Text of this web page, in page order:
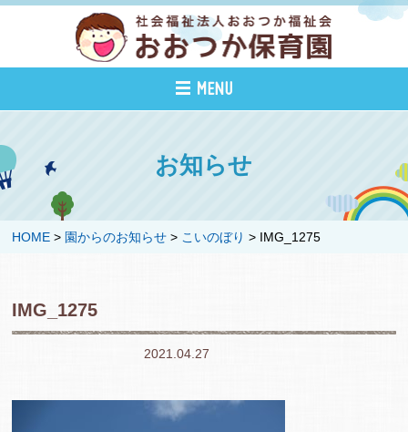
お知らせ
HOME > 園からのお知らせ > こいのぼり > IMG_1275
IMG_1275
2021.04.27